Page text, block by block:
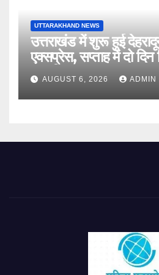
UTTARAKHAND NEWS
उत्तराखंड में शुरू हुई
एक्सप्रेस, सप्ताह में दो
नया विकल्प
AUGUST 6, 2026 ADMIN